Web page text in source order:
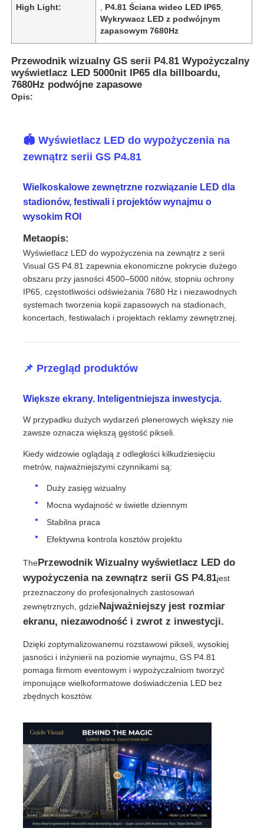
Do domu
Produkty
Filmy
Pokaz VR
Wycieczka po fabryce
Kontrola jakości
Skontaktuj się z nami
Sprawy
Poproś o wycenę
Wyświetlacz LED do ściany wideo
Ekran wyświetlacza LED
Wynajem ekranów LED
Ściana wideo LED Cob
Przezroczysty wyświetlacz LED
High Light: P4.81 Ściana wideo LED IP65
Wykrywacz LED z podwójnym
zapasowym 7680Hz
Przewodnik wizualny GS serii P4.81 Wypożyczalny
wyświetlacz LED 5000nit IP65 dla billboardu,
7680Hz podwójne zapasowe
Opis:
🏟️ Wyświetlacz LED do wypożyczenia na
zewnątrz serii GS P4.81
Wielkoskalowe zewnętrzne rozwiązanie LED dla
stadionów, festiwali i projektów wynajmu o
wysokim ROI
Metaopis:
Wyświetlacz LED do wypożyczenia na zewnątrz z serii
Visual GS P4.81 zapewnia ekonomiczne pokrycie dużego
obszaru przy jasności 4500–5000 nitów, stopniu ochrony
IP65, częstotliwości odświeżania 7680 Hz i niezawodnych
systemach tworzenia kopii zapasowych na stadionach,
koncertach, festiwalach i projektach reklamy zewnętrznej.
📌 Przegląd produktów
Większe ekrany. Inteligentniejsza inwestycja.
W przypadku dużych wydarzeń plenerowych większy nie
zawsze oznacza większą gęstość pikseli.
Kiedy widzowie oglądają z odległości kilkudziesięciu
metrów, najważniejszymi czynnikami są:
Duży zasięg wizualny
Mocna wydajność w świetle dziennym
Stabilna praca
Efektywna kontrola kosztów projektu
ThePrzewodnik Wizualny wyświetlacz LED do
wypożyczenia na zewnątrz serii GS P4.81jest
przeznaczony do profesjonalnych zastosowań
zewnętrznych, gdzieNajważniejszy jest rozmiar
ekranu, niezawodność i zwrot z inwestycji.
Dzięki zoptymalizowanemu rozstawowi pikseli, wysokiej
jasności i inżynierii na poziomie wynajmu, GS P4.81
pomaga firmom eventowym i wypożyczalniom tworzyć
imponujące wielkoformatowe doświadczenia LED bez
zbędnych kosztów.